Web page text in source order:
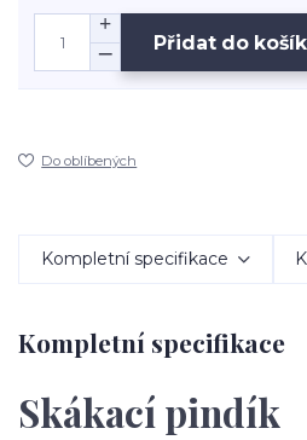
Přidat do
Do oblíbených
Kompletní specifikace
Kompletní specifikace
Skákací pindík